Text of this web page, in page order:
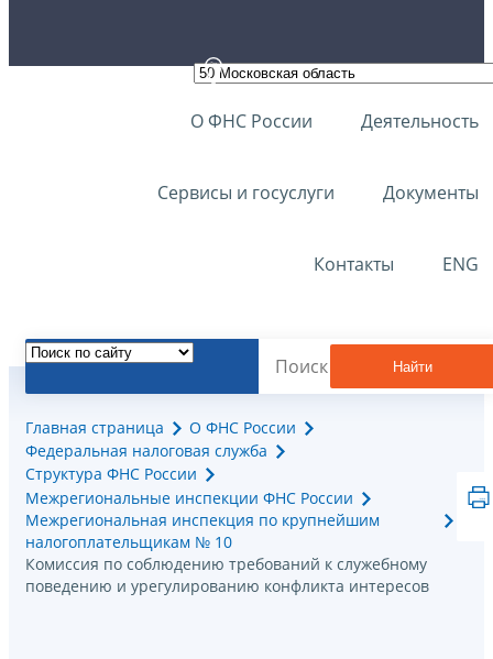
О ФНС России Деятельность
Сервисы и госуслуги Документы
Контакты ENG
Найти
Главная страница
О ФНС России
Федеральная налоговая служба
Структура ФНС России
Межрегиональные инспекции ФНС России
Межрегиональная инспекция по крупнейшим
налогоплательщикам № 10
Комиссия по соблюдению требований к служебному
поведению и урегулированию конфликта интересов